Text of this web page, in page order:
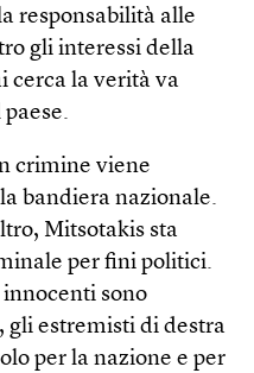
responsabilità alle
gli interessi della
cerca la verità va
crimine viene
bandiera nazionale.
Mitsotakis sta
per fini politici.
sono
gli estremisti di destra
per la nazione e per